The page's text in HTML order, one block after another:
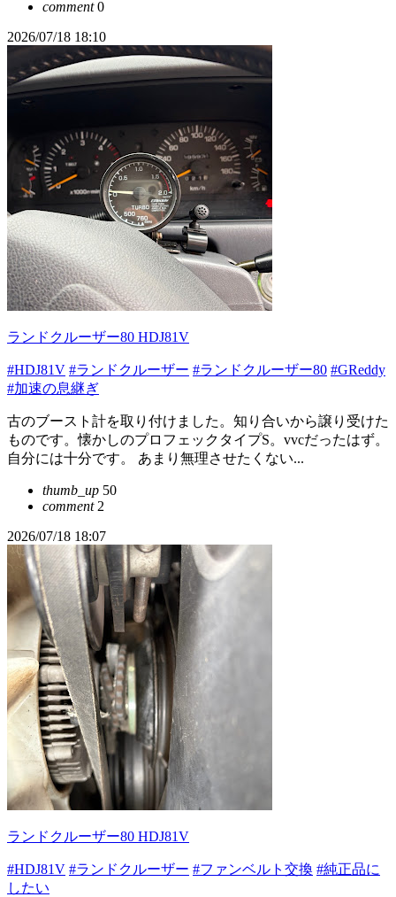
comment0
2026/07/18 18:10
ランドクルーザー80 HDJ81V
#HDJ81V #ランドクルーザー #ランドクルーザー80 #GReddy
#加速の息継ぎ
古のブースト計を取り付けました。知り合いから譲り受けた
ものです。懐かしのプロフェックタイプS。vvcだったはず。
自分には十分です。 あまり無理させたくない...
thumb_up 50
comment2
2026/07/18 18:07
ランドクルーザー80 HDJ81V
#HDJ81V #ランドクルーザー #ファンベルト交換 #純正品に
したい